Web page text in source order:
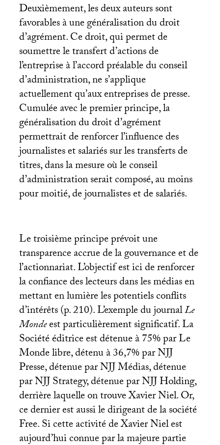
Deuxièmement, les deux auteurs sont
favorables à une généralisation du droit
d’agrément. Ce droit, qui permet de
soumettre le transfert d’actions de
l’entreprise à l’accord préalable du conseil
d’administration, ne s’applique
actuellement qu’aux entreprises de presse.
Cumulée avec le premier principe, la
généralisation du droit d’agrément
permettrait de renforcer l’influence des
journalistes et salariés sur les transferts de
titres, dans la mesure où le conseil
d’administration serait composé, au moins
pour moitié, de journalistes et de salariés.
Le troisième principe prévoit une
transparence accrue de la gouvernance et de
l’actionnariat. L’objectif est ici de renforcer
la confiance des lecteurs dans les médias en
mettant en lumière les potentiels conflits
d’intérêts (p. 210). L’exemple du journalLe
Mondeest particulièrement significatif. La
Société éditrice est détenue à 75% par Le
Monde libre, détenu à 36,7% parNJJ
Presse, détenue parNJJMédias, détenue
parNJJStrategy, détenue parNJJHolding,
derrière laquelle on trouve Xavier Niel. Or,
ce dernier est aussi le dirigeant de la société
Free. Si cette activité de Xavier Niel est
aujourd’hui connue par la majeure partie